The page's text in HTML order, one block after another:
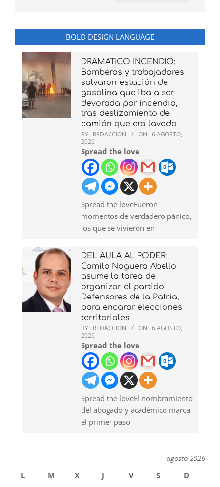
BOLD DESIGN LANGUAGE
DRAMATICO INCENDIO:
Bomberos y trabajadores
salvaron estación de
gasolina que iba a ser
devorada por incendio,
tras deslizamiento de
camión que era lavado
BY: REDACCION ON: 6 AGOSTO,
2026
Spread the love
Spread the loveFueron
momentos de verdadero pánico,
los que se vivieron en
DEL AULA AL PODER:
Camilo Noguera Abello
asume la tarea de
organizar el partido
Defensores de la Patria,
para encarar elecciones
territoriales
BY: REDACCION ON: 6 AGOSTO,
2026
Spread the love
Spread the loveEl nombramiento
del abogado y académico marca
el primer paso
agosto 2026
L
M X J V S
D